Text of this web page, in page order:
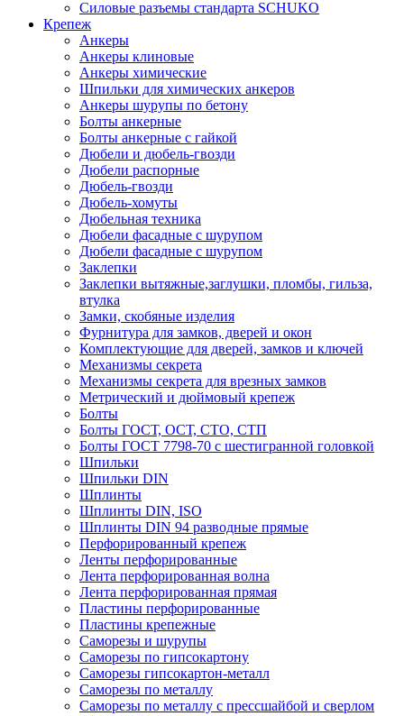
Силовые разъемы стандарта SCHUKO
Крепеж
Анкеры
Анкеры клиновые
Анкеры химические
Шпильки для химических анкеров
Анкеры шурупы по бетону
Болты анкерные
Болты анкерные с гайкой
Дюбели и дюбель-гвозди
Дюбели распорные
Дюбель-гвозди
Дюбель-хомуты
Дюбельная техника
Дюбели фасадные с шурупом
Дюбели фасадные с шурупом
Заклепки
Заклепки вытяжные,заглушки, пломбы, гильза,
втулка
Замки, скобяные изделия
Фурнитура для замков, дверей и окон
Комплектующие для дверей, замков и ключей
Механизмы секрета
Механизмы секрета для врезных замков
Метрический и дюймовый крепеж
Болты
Болты ГОСТ, ОСТ, СТО, СТП
Болты ГОСТ 7798-70 с шестигранной головкой
Шпильки
Шпильки DIN
Шплинты
Шплинты DIN, ISO
Шплинты DIN 94 разводные прямые
Перфорированный крепеж
Ленты перфорированные
Лента перфорированная волна
Лента перфорированная прямая
Пластины перфорированные
Пластины крепежные
Саморезы и шурупы
Саморезы по гипсокартону
Саморезы гипсокартон-металл
Саморезы по металлу
Саморезы по металлу с прессшайбой и сверлом